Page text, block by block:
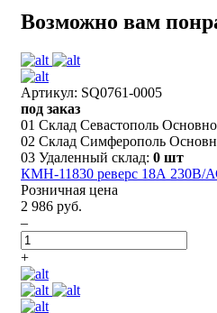
Возможно вам
Артикул: SQ0761-0005
под заказ
01 Склад Севастополь
02 Склад Симферополь
03 Удаленный склад: 0 шт
КМН-11830 реверс 18А 230В/
Розничная цена
2 986 руб.
–
+